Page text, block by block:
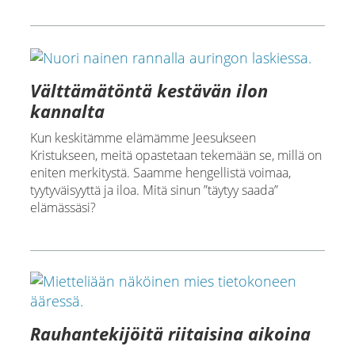
Välttämätöntä kestävän ilon
kannalta
Kun keskitämme elämämme Jeesukseen
Kristukseen, meitä opastetaan tekemään se, millä on
eniten merkitystä. Saamme hengellistä voimaa,
tyytyväisyyttä ja iloa. Mitä sinun ”täytyy saada”
elämässäsi?
Rauhantekijöitä riitaisina aikoina